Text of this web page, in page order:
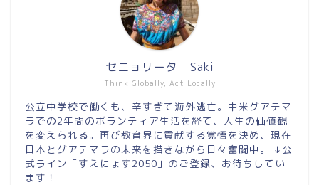
Think Globally, Act Locally
セニョリータ Saki
公立中学校で働くも、辛すぎて海外逃亡。中米グアテマ
ラでの2年間のボランティア生活を経て、人生の価値観
を変えられる。再び教育界に貢献する覚悟を決め、現在
日本とグアテマラの未来を描きながら日々奮闘中。 ↓公
式ライン「すえにょす2050」のご登録、お待ちしてい
ます！